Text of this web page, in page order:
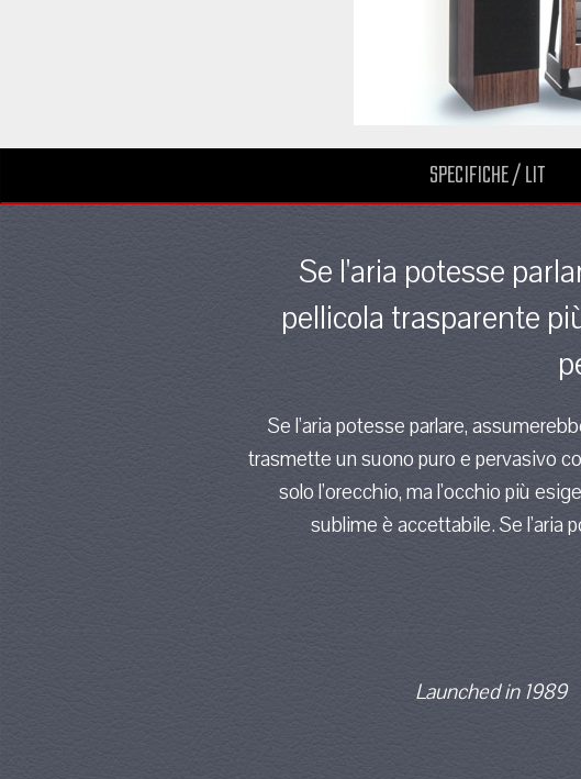
SPECIFICHE / LIT
Se l'aria potesse
pellicola trasparente
Se l'aria potesse parlare,
trasmette un suono puro e pervasivo
solo l'orecchio, ma l'occhio più
sublime è accettabile. Se l'aria
Launched in 1989